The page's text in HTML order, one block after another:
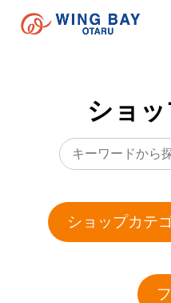
ショ
ショップカテ